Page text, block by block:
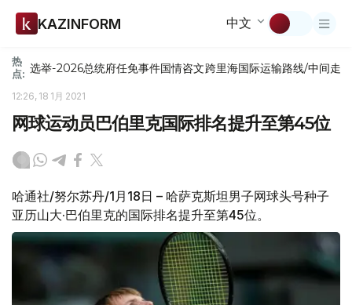
KAZINFORM 中文
热
点: 选举-2026总统府任免事件国情咨文跨里海国际运输路线/中间走廊
12:26, 18 1月 2021
网球运动员巴伯里克国际排名提升至第45位
哈通社/努尔苏丹/1月18日 – 哈萨克斯坦男子网球头号种子
亚历山大·巴伯里克的国际排名提升至第45位。